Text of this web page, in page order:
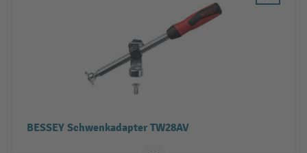
BESSEY Schwenkadapter TW28AV